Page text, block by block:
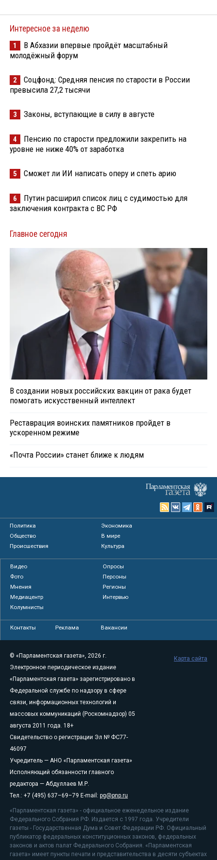
Интересное за неделю
1
В Абхазии впервые пройдёт масштабный
молодёжный форум
2
Соцфонд: Средняя пенсия по старости в России
превысила 27,2 тысячи
3 Законы, вступающие в силу в августе
4
Пенсию по старости предложили закрепить на
уровне не ниже 40% от заработка
5 Сможет ли ИИ написать оперу и спеть арию
6
Путин расширил список лиц с судимостью для
заключения контракта с ВС РФ
Главное сегодня
В создании новых российских вакцин от рака будет
помогать искусственный интеллект
Реставрация воинских памятников пройдет в
ускоренном режиме
«Почта России» станет ближе к людям
Политика
Экономика
Общество
В мире
Происшествия
Культура
Видео
Опросы
Фото
Персоны
Мнения
Регионы
Медиацентр
Интервью
Колумнисты
Контакты Реклама Вакансии
© «Парламентская газета», 2026 г.
Электронное периодическое издание
«Парламентская газета» зарегистрировано в
Федеральной службе по надзору в сфере
связи, информационных технологий и
массовых коммуникаций (Роскомнадзор) 05
августа 2011 года. 18+
Свидетельство о регистрации Эл № ФС77-
46097
Учредитель — АНО «Парламентская газета»
Исполняющий обязанности главного
редактора — Абдуллаев М.Р.
Тел.: +7 (495) 637–69–79 E-mail: pg@pnp.ru
«Парламентская газета» - официальное еженедельное издание
Федерального Собрания РФ. Издается с 1997 года. Учредители
газеты - Государственная Дума и Совет Федерации РФ. Официальный
публикатор федеральных конституционных законов, федеральных
законов и актов палат Федерального Собрания. «Парламентская
газета» имеет пункты печати и представительства в десяти субъектах
Карта сайта